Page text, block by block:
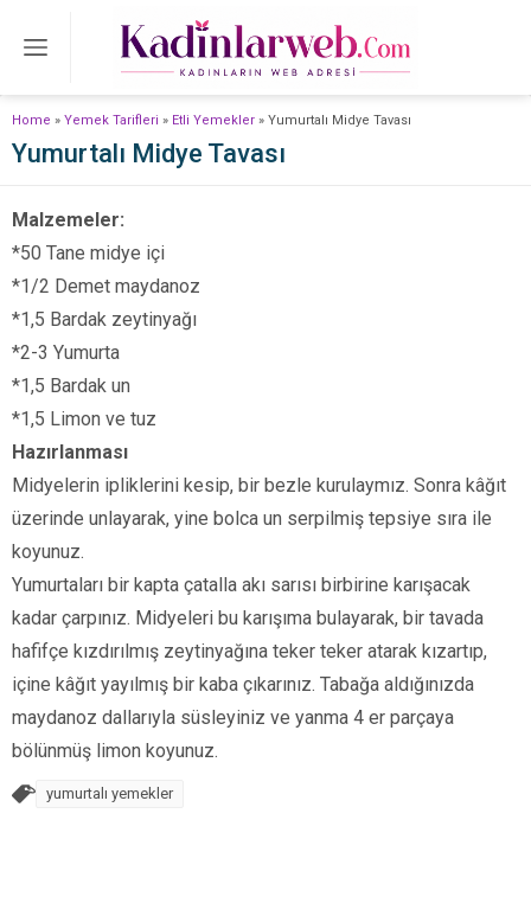
Home » Yemek Tarifleri » Etli Yemekler » Yumurtalı Midye Tavası
Yumurtalı Midye Tavası
Malzemeler:
*50 Tane midye içi
*1/2 Demet maydanoz
*1,5 Bardak zeytinyağı
*2-3 Yumurta
*1,5 Bardak un
*1,5 Limon ve tuz
Hazırlanması
Midyelerin ipliklerini kesip, bir bezle kurulaymız. Sonra kâğıt
üzerinde unlayarak, yine bolca un serpilmiş tepsiye sıra ile
koyunuz.
Yumurtaları bir kapta çatalla akı sarısı birbirine karışacak
kadar çarpınız. Midyeleri bu karışıma bulayarak, bir tavada
hafifçe kızdırılmış zeytinyağına teker teker atarak kızartıp,
içine kâğıt yayılmış bir kaba çıkarınız. Tabağa aldığınızda
maydanoz dallarıyla süsleyiniz ve yanma 4 er parçaya
bölünmüş limon koyunuz.
yumurtalı yemekler